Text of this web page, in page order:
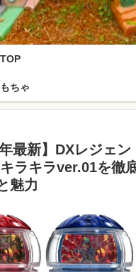
TOP
ちゃ
年最新】DXレジェ
ラキラver.01を徹
魅力